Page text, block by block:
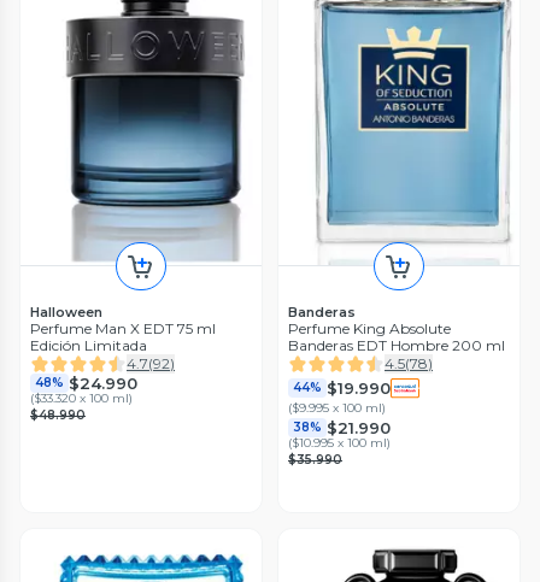
Halloween
Perfume Man X EDT 75 ml
Edición Limitada
4.7(92)
48% $24.990
($33.320 x 100 ml)
$48.990
Banderas
Perfume King Absolute
Banderas EDT Hombre 200 ml
4.5(78)
44% $19.990
($9.995 x 100 ml)
38% $21.990
($10.995 x 100 ml)
$35.990